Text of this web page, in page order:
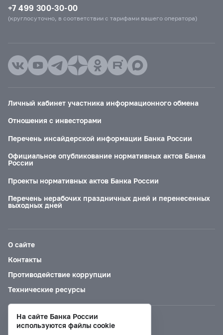
+7 499 300-30-00
(круглосуточно, в соответствии с тарифами вашего оператора)
Личный кабинет участника информационного обмена
Отношения с инвесторами
Перечень инсайдерской информации Банка России
Официальное опубликование нормативных актов Банка
России
Проекты нормативных актов Банка России
Перечень нерабочих праздничных дней и перенесенных
выходных дней
О сайте
Контакты
Противодействие коррупции
Технические ресурсы
Версия для слабовидящих
На сайте Банка России
используются файлы cookie